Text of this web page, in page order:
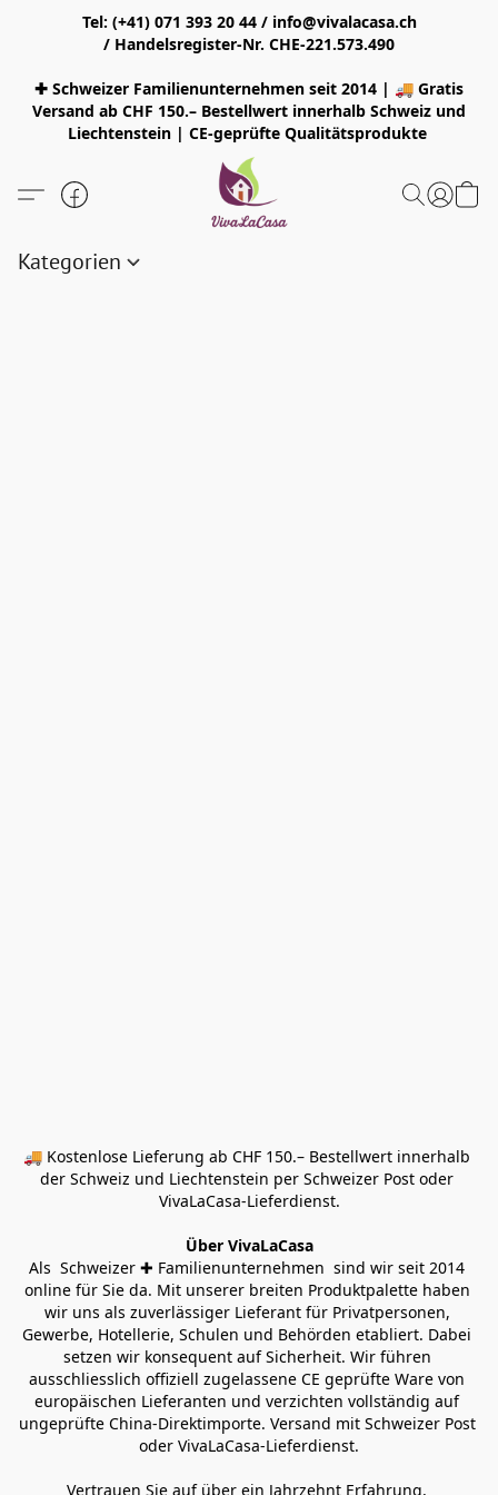
Tel: (+41) 071 393 20 44 / info@vivalacasa.ch
/ Handelsregister-Nr. CHE-221.573.490
✚ Schweizer Familienunternehmen seit 2014 | 🚚 Gratis
Versand ab CHF 150.– Bestellwert innerhalb Schweiz und
Liechtenstein | CE-geprüfte Qualitätsprodukte
Kategorien
🚚 Kostenlose Lieferung ab CHF 150.– Bestellwert innerhalb
der Schweiz und Liechtenstein per Schweizer Post oder
VivaLaCasa-Lieferdienst.
Über VivaLaCasa
Als  Schweizer ✚ Familienunternehmen  sind wir seit 2014
online für Sie da. Mit unserer breiten Produktpalette haben
wir uns als zuverlässiger Lieferant für Privatpersonen,
Gewerbe, Hotellerie, Schulen und Behörden etabliert. Dabei
setzen wir konsequent auf Sicherheit. Wir führen
ausschliesslich offiziell zugelassene CE geprüfte Ware von
europäischen Lieferanten und verzichten vollständig auf
ungeprüfte China-Direktimporte. Versand mit Schweizer Post
oder VivaLaCasa-Lieferdienst.
Vertrauen Sie auf über ein Jahrzehnt Erfahrung,